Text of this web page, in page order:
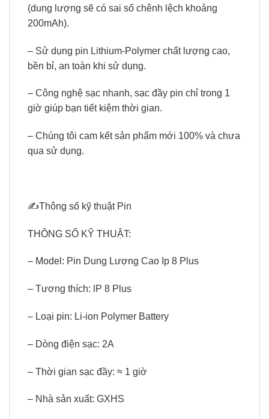
(dung lượng sẽ có sai số chênh lệch khoảng
200mAh).
– Sử dụng pin Lithium-Polymer chất lượng cao,
bền bỉ, an toàn khi sử dụng.
– Công nghệ sạc nhanh, sạc đầy pin chỉ trong 1
giờ giúp bạn tiết kiệm thời gian.
– Chúng tôi cam kết sản phẩm mới 100% và chưa
qua sử dụng.
✍Thông số kỹ thuật Pin
THÔNG SỐ KỸ THUẬT:
– Model: Pin Dung Lượng Cao Ip 8 Plus
– Tương thích: lP 8 Plus
– Loại pin: Li-ion Polymer Battery
– Dòng điện sạc: 2A
– Thời gian sạc đầy: ≈ 1 giờ
– Nhà sản xuất: GXHS